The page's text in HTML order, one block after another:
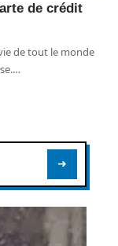
de crédit
de tout le monde
…